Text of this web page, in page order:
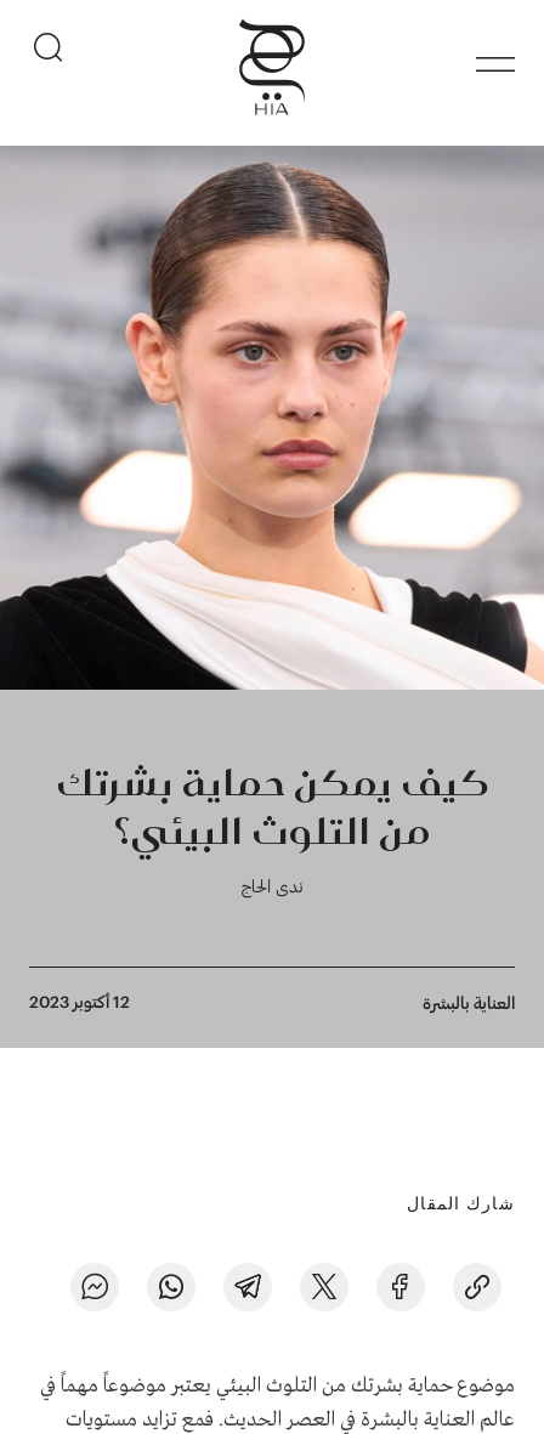
كيف يمكن حماية بشرتك
من التلوث البيئي؟
ندى الحاج
Breadcrumb
العناية بالبشرة 12 أكتوبر 2023
شارك المقال
موضوع حماية بشرتك من التلوث البيئي يعتبر موضوعاً مهماً في
عالم العناية بالبشرة في العصر الحديث. فمع تزايد مستويات